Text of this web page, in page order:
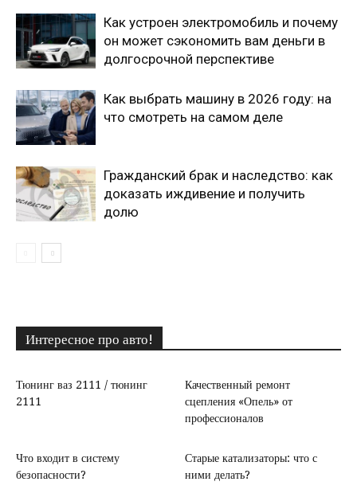
Как устроен электромобиль и почему
он может сэкономить вам деньги в
долгосрочной перспективе
Как выбрать машину в 2026 году: на
что смотреть на самом деле
Гражданский брак и наследство: как
доказать иждивение и получить
долю
Интересное про авто!
Тюнинг ваз 2111 / тюнинг
2111
Качественный ремонт
сцепления «Опель» от
профессионалов
Что входит в систему
безопасности?
Старые катализаторы: что с
ними делать?